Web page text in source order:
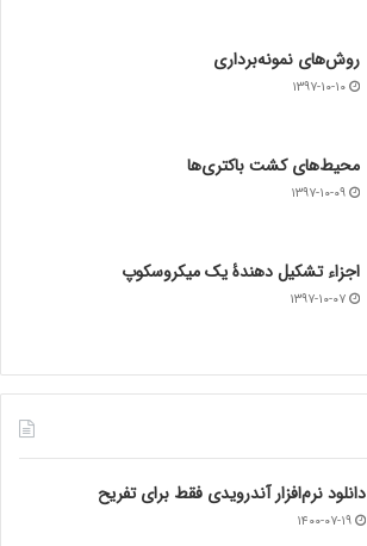
روش‌های نمونه‌برداری
۱۳۹۷-۱۰-۱۰
محیط‌های کشت باکتری‌ها
۱۳۹۷-۱۰-۰۹
اجزاء تشکیل دهندۀ یک میکروسکوپ
۱۳۹۷-۱۰-۰۷
دانلود نرم‌افزار آندرویدی فقط برای تفریح
۱۴۰۰-۰۷-۱۹